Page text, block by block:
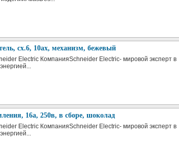
сх.6, 10ах, механизм, бежевый
Electric КомпанияSchneider Electric- мировой эксперт в
16а, 250в, в сборе, шоколад
Electric КомпанияSchneider Electric- мировой эксперт в